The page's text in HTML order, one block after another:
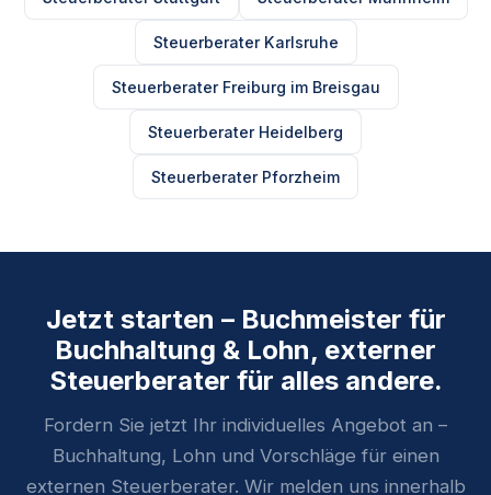
Steuerberater Karlsruhe
Steuerberater Freiburg im Breisgau
Steuerberater Heidelberg
Steuerberater Pforzheim
Jetzt starten – Buchmeister für
Buchhaltung & Lohn, externer
Steuerberater für alles andere.
Fordern Sie jetzt Ihr individuelles Angebot an –
Buchhaltung, Lohn und Vorschläge für einen
externen Steuerberater. Wir melden uns innerhalb